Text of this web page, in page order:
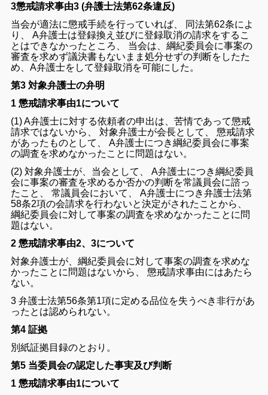
3懲戒請求事由3 (弁護士法第62条違反)
当会が適法に懲戒手続を行っていれば 同法第62条によ
り
、A弁護士は登録換え 並びに登録取消の請求をする こ
と はでき なかった ところ 当会は 、綱紀委員会に事案の
審査を求めず議決書もない まま処分せずの判断を したた
め 、A弁護士を して登録取消を可能に した 。
第3 対象弁護士の弁明
1 懲戒請求事由1について
(1)A弁護士に対する依頼者の申出は 、苦情であって懲戒
請求ではないから 、対象弁護士が会長として、 懲戒請求
があった ものとして、 A弁護士につき綱紀委員会に事案
の調査を求めなかった こと に 問題はない。
(2)対象弁護士が 当会として 、A弁護士につき綱紀委員
会に事案の審査を求めるか否かの判断を常議員会に諮っ
た こと 、常議員会において 、A弁護士につき弁護士法第
58条2項の会請求を行わないと決定がされた ことから
綱紀委員会に対して事案の調査を求めなかった こと に 問
題はない。
2 懲戒請求事由2、3について
対象弁護士が 、綱紀委員会に対して事案の調査を求めな
かった こと に 問題はないから 、懲戒請求事由にはあたら
ない。
3弁護士法第56条第1項に定める品位を失うべき非行があ
った と は認められない。
第4 証拠
別紙証拠目録のとおり 。
第5 当委員会の認定した事実及び判断
1 懲戒請求事由1について